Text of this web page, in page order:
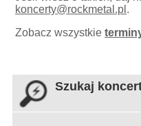
koncerty@rockmetal.pl .
Zobacz wszystkie
Szukaj